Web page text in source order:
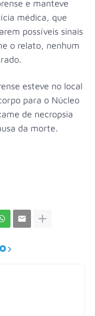
e manteve
médica, que
possíveis sinais
o relato, nenhum
esteve no local
para o Núcleo
de necropsia
da morte.